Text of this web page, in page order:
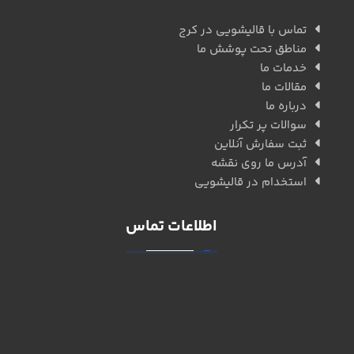
تماس با قالیشویی در کرج
مناطق تحت پوشش ما
خدمات ما
مقالات ما
درباره ما
سوالات پر تکرار
ثبت سفارش آنلاین
آدرس ما روی نقشه
استخدام در قالیشویی
اطلاعات تماس